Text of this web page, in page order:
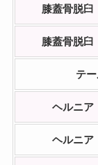
膝蓋骨脱臼
膝蓋骨脱臼
テ
ヘルニア
ヘルニア